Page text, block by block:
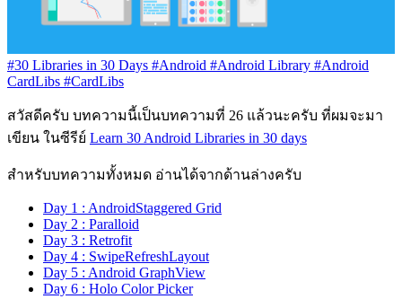
#30 Libraries in 30 Days #Android #Android Library #Android
CardLibs #CardLibs
สวัสดีครับ บทความนี้เป็นบทความที่ 26 แล้วนะครับ ที่ผมจะมา
เขียน ในซีรีย์ Learn 30 Android Libraries in 30 days
สำหรับบทความทั้งหมด อ่านได้จากด้านล่างครับ
Day 1 : AndroidStaggered Grid
Day 2 : Paralloid
Day 3 : Retrofit
Day 4 : SwipeRefreshLayout
Day 5 : Android GraphView
Day 6 : Holo Color Picker